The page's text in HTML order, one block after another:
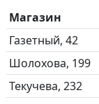
Магазин
Газетный, 42
Шолохова, 199
Текучева, 232